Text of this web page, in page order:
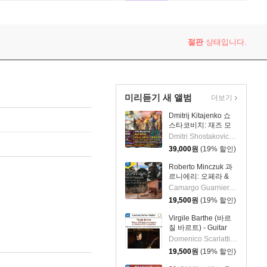
절판상태입니다.
미리듣기 새 앨범
Dmitrij Kitajenko 쇼
스타코비치: 재즈 모
음곡, 발레 모음곡, 협
주곡들
(Shostakovich: Jazz
Suite; Ballet Suites;
Concertos)
Dmitri Shostakovich 작곡 외 6명
39,000원 (19% 할인)
Roberto Minczuk 과
르니에리: 오페라 &
관현악 작품집
(Guarnieri: Pedro
Malazarte)
Camargo Guarnieri 작곡 외 2명
19,500원 (19% 할인)
Virgile Barthe (바르
질 바르트) - Guitar
Recital (기타 리사이
틀)
Domenico Scarlatti 작곡 외 5명
19,500원 (19% 할인)
더보기